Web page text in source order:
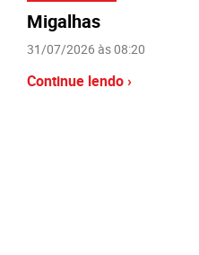
Migalhas
31/07/2026 às 08:20
Continue lendo ›